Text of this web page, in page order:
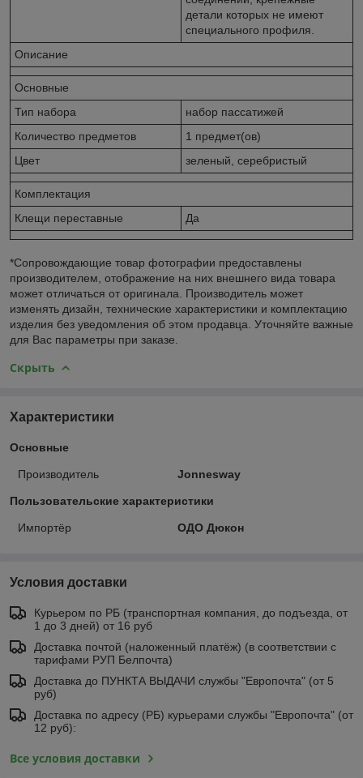
детали которых не имеют
специального профиля.
Описание
Основные
Тип набора
набор пассатижей
Количество предметов
1 предмет(ов)
Цвет
зеленый, серебристый
Комплектация
Клещи переставные
Да
*Сопровождающие товар фотографии предоставлены
производителем, отображение на них внешнего вида товара
может отличаться от оригинала. Производитель может
изменять дизайн, технические характеристики и комплектацию
изделия без уведомления об этом продавца. Уточняйте важные
для Вас параметры при заказе.
Скрыть
Характеристики
Основные
Производитель Jonnesway
Пользовательские характеристики
Импортёр ОДО Дюкон
Условия доставки
Курьером по РБ (транспортная компания, до подъезда, от
1 до 3 дней) от 16 руб
Доставка почтой (наложенный платёж) (в соответствии с
тарифами РУП Белпочта)
Доставка до ПУНКТА ВЫДАЧИ службы "Европочта" (от 5
руб)
Доставка по адресу (РБ) курьерами службы "Европочта" (от
12 руб):
Все условия доставки